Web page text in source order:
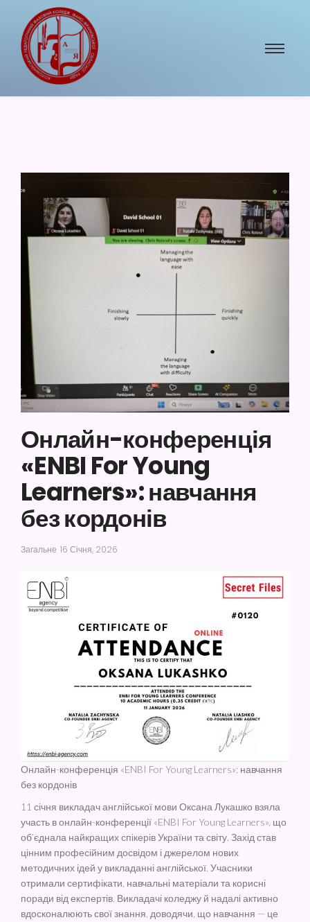
Онлайн-конференція
«ENBI For Young
Learners»: навчання
без кордонів
Загальне 16 Січня, 2026
Онлайн-конференція «ENBI For Young Learners»: навчання
без кордонів
11 січня викладач англійської мови Оксана Лукашко взяла
участь в онлайн-конференції «ENBI For Young Learners», що
об’єднала найкращих спікерів України та світу. Захід став
цінним професійним досвідом і джерелом нових
методичних ідей у викладанні англійської. Учасники
отримали сертифікати, навчальні матеріали та корисні
поради від експертів. Викладачі коледжу й надалі активно
вдосконалюють свої знання, доводячи, що навчання — це